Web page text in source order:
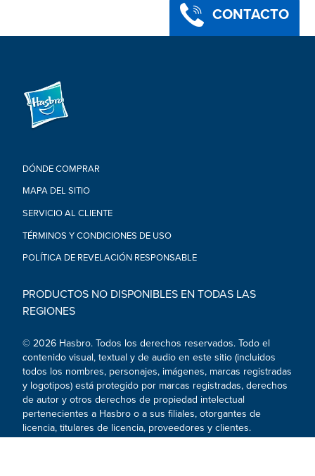
Q9-0 (ZERO): Droide de protocolo con ojos de insecto y
programación modificada, Q9-0 (conocido como "Cero" por
sus colegas) opera con alta precisión
Mandalorian
•ACCESORIO INSPIRADO EN EL PERSONAJE DE LA SERIE
THE MANDALORIAN: Esta figura de acción Star Wars The
Star Wars
•ARTICULACIÓN Y DISEÑO PREMIUM: Los fans de Star Wars
pueden exhibir esta figura altamente articulada con cabeza,
de vehículos y figuras
•BUSCA OTRAS FIGURAS DE UNA GALAXIA MUY, MUY
inspiradas en las películas y las series de TV, y crea tu propia
disponibilidad)
ADVERTENCIA: PELIGRO DE ASFIXIA. Piezas pequeñas. No es
•Incluye: figura y accesorio.
CONTACTO
DÓNDE COMPRAR
MAPA DEL SITIO
SERVICIO AL CLIENTE
TÉRMINOS Y CONDICIONES DE USO
POLÍTICA DE REVELACIÓN RESPONSABLE
PRODUCTOS NO DISPONIBLES EN TODAS LAS
REGIONES
© 2026 Hasbro. Todos los derechos reservados. Todo el
contenido visual, textual y de audio en este sitio (incluidos
todos los nombres, personajes, imágenes, marcas registradas
y logotipos) está protegido por marcas registradas, derechos
de autor y otros derechos de propiedad intelectual
pertenecientes a Hasbro o a sus filiales, otorgantes de
licencia, titulares de licencia, proveedores y clientes.